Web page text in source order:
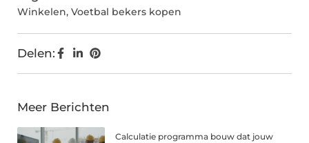
Winkelen, Voetbal bekers kopen
Delen:
Meer Berichten
Calculatie programma bouw dat jouw